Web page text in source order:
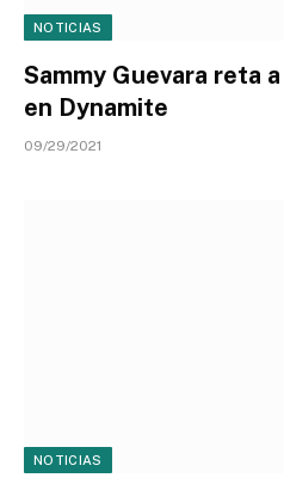
NOTICIAS
Sammy Guevara reta
en Dynamite
09/29/2021
NOTICIAS